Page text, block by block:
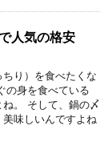
人気の格安
り）を食べたくな
の身を食べている
。 そして、鍋の〆
味しいんですよね